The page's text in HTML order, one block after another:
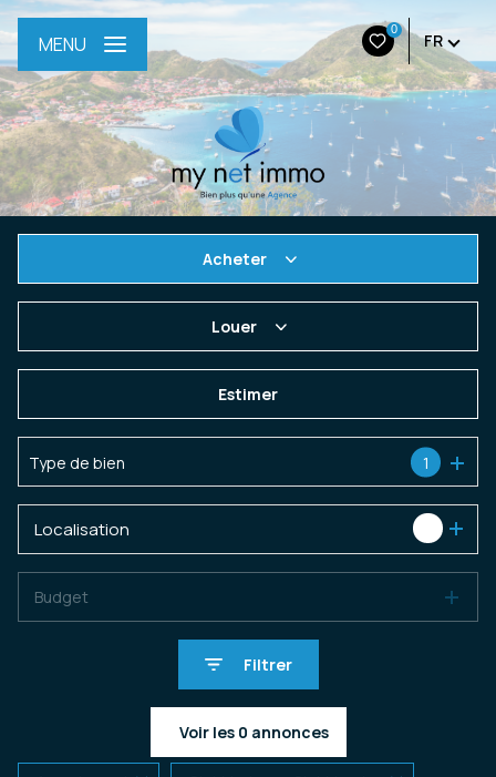
0
FR
MENU
Acheter
De l'immo pro
Louer
En saisonnier
De l'immo pro
Estimer
Type de bien 1
Localisation
Budget
Filtrer
Voir les 0 annonces